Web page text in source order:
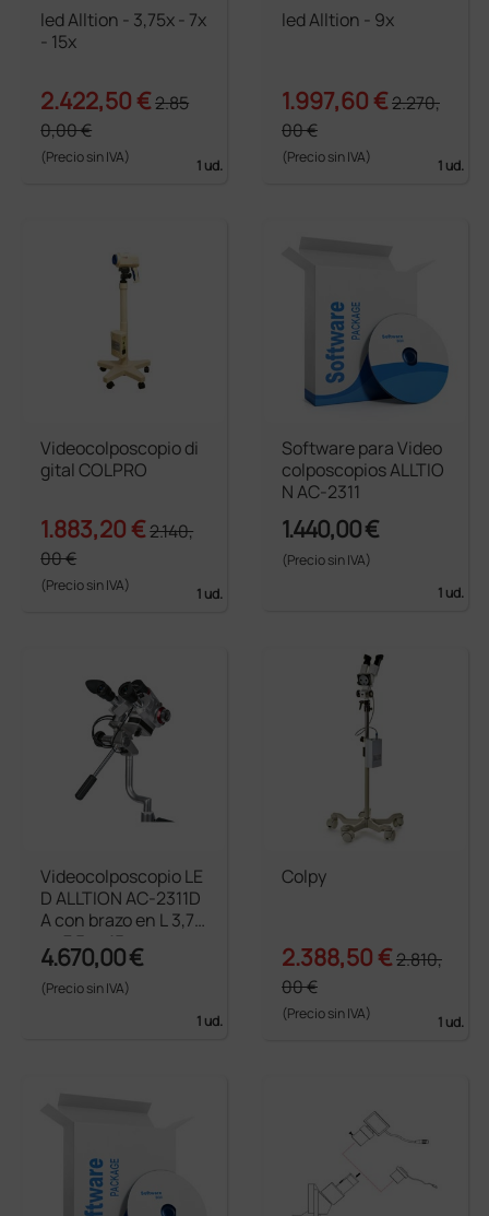
led Alltion - 3,75x - 7x
- 15x
2.422,50 €2.85
0,00 €
(Precio sin IVA) 1 ud.
led Alltion - 9x
1.997,60 €2.270,
00 €
(Precio sin IVA) 1 ud.
Videocolposcopio di
gital COLPRO
1.883,20 €2.140,
00 €
(Precio sin IVA) 1 ud.
Software para Video
colposcopios ALLTIO
N AC-2311
1.440,00 €
(Precio sin IVA)
1 ud.
Videocolposcopio LE
D ALLTION AC-2311D
A con brazo en L 3,75
x - 7,5x - 15x
4.670,00 €
(Precio sin IVA)
1 ud.
Colpy
2.388,50 €2.810,
00 €
(Precio sin IVA) 1 ud.